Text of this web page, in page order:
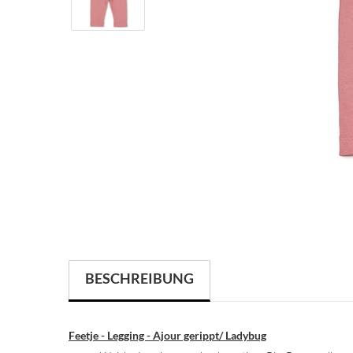
BESCHREIBUNG
Feetje - Legging - Ajour gerippt/ Ladybug